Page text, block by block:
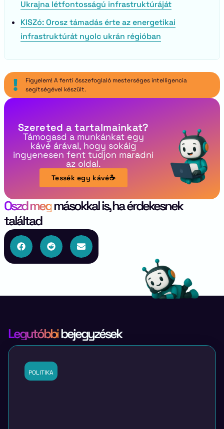
Ukrajna létfontosságú infrastruktúráját
KISZó: Orosz támadás érte az energetikai
infrastruktúrát nyolc ukrán régióban
Figyelem! A fenti összefoglaló mesterséges intelligencia
segítségével készült.
Szereted a tartalmainkat?
Támogasd a munkánkat egy
kávé árával, hogy sokáig
ingyenesen fent tudjon maradni
az oldal.
Tessék egy kávé☕
Oszd megmásokkal is, ha érdekesnek
találtad
Legutóbbibejegyzések
POLITIKA